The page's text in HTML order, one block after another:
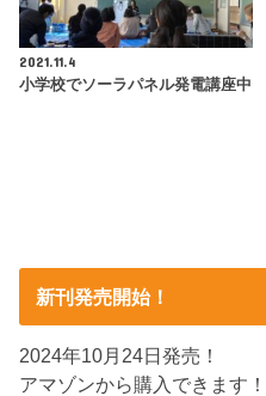
2021.11.4
小学校でソーラパネル発電講座中
新刊発売開始！
2024年10月24日発売！
アマゾンから購入できます！